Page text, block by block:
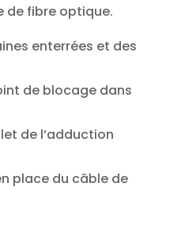
de fibre optique.
enterrées et des
de blocage dans
de l’adduction
place du câble de